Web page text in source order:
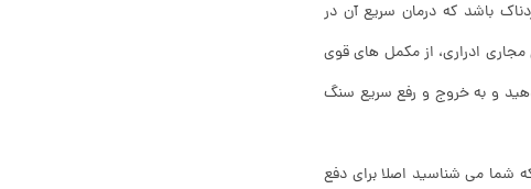
باشد که درمان سریع آن در
ادراری، از مکمل های قوی
و به خروج و رفع سریع سنگ
شما می شناسید اصلا برای دفع